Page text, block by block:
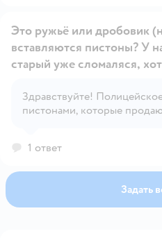
Это ружьё или дробовик
вставляются пистоны? У
старый уже сломаляся, хотим
Здравствуйте!
пистонами, которые
1 ответ
Задать